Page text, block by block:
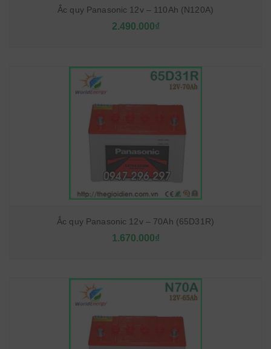
Ắc quy Panasonic 12v – 110Ah (N120A)
2.490.000₫
Ắc quy Panasonic 12v – 70Ah (65D31R)
1.670.000₫